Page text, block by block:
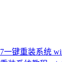
一键重装系统